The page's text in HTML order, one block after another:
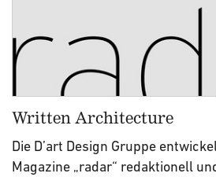
Written Architecture
Die D’art Design Gruppe
Magazine „radar“ redaktionell